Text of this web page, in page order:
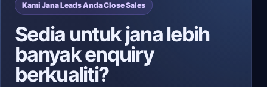
Kami Jana Leads Anda Close Sales
Sedia untuk jana lebih
banyak enquiry
berkualiti?